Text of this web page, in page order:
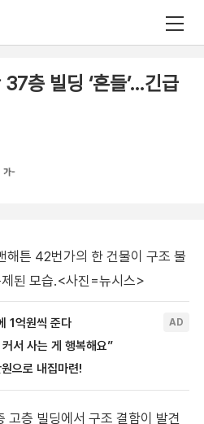
층 빌딩 ‘흔들’…긴급
해튼 42번가의 한 건물이 구조 불
된 모습.<사진=뉴시스>
고층 빌딩에서 구조 결함이 발견